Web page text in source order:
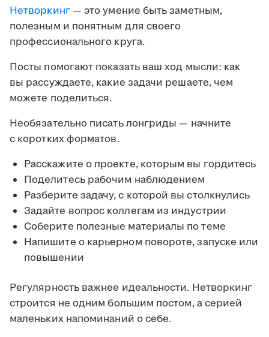
Нетворкинг— это умение быть заметным,
полезным и понятным для своего
профессионального круга.
Посты помогают показать ваш ход мысли: как
вы рассуждаете, какие задачи решаете, чем
можете поделиться.
Необязательно писать лонгриды — начните
с коротких форматов.
Расскажите о проекте, которым вы гордитесь
Поделитесь рабочим наблюдением
Разберите задачу, с которой вы столкнулись
Задайте вопрос коллегам из индустрии
Соберите полезные материалы по теме
Напишите о карьерном повороте, запуске или
повышении
Регулярность важнее идеальности. Нетворкинг
строится не одним большим постом, а серией
маленьких напоминаний о себе.